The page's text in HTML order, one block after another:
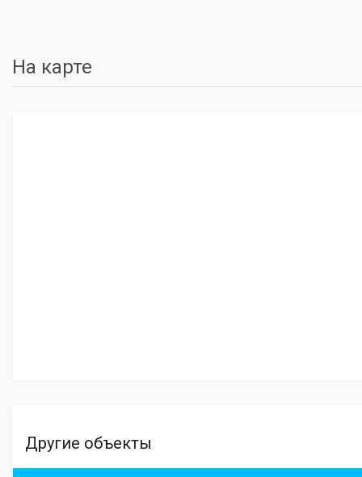
На карте
Другие объекты